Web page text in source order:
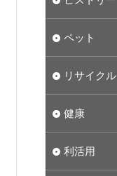
ペット
リサイクル
健康
利活用